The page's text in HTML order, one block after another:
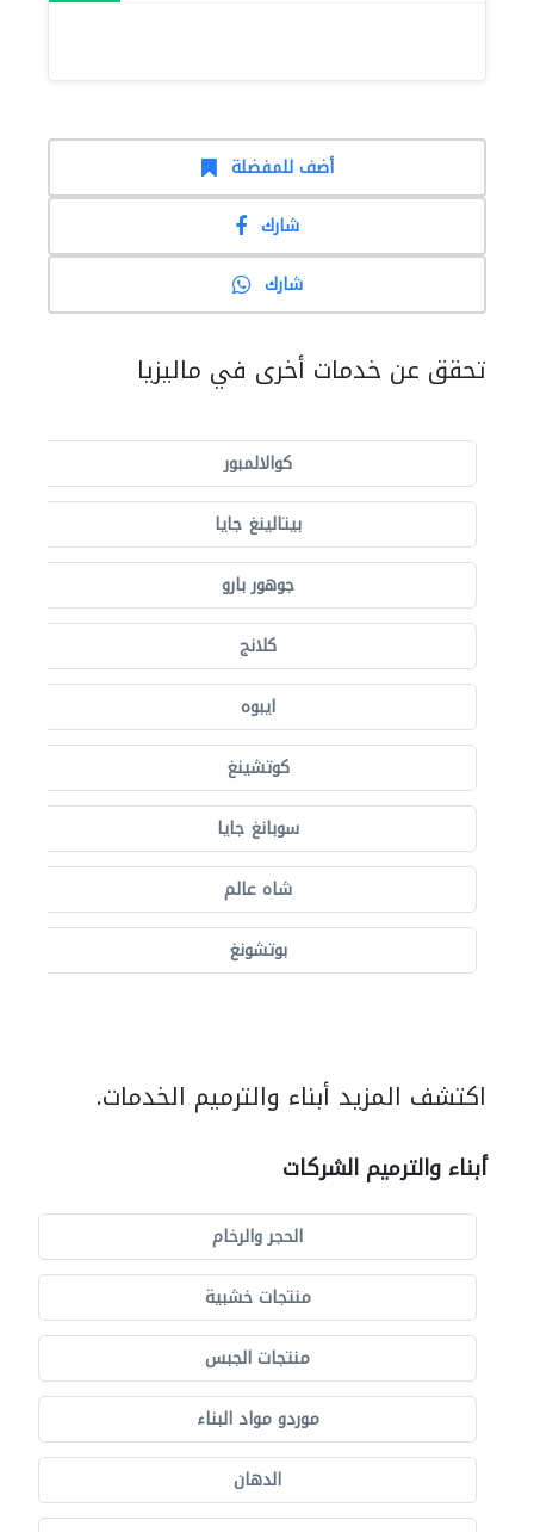
أضف للمفضلة
شارك
شارك
تحقق عن خدمات أخرى في ماليزيا
كوالالمبور
بيتالينغ جايا
جوهور بارو
كلانج
ايبوه
كوتشينغ
سوبانغ جايا
شاه عالم
بوتشونغ
اكتشف المزيد أبناء والترميم الخدمات.
أبناء والترميم الشركات
الحجر والرخام
منتجات خشبية
منتجات الجبس
موردو مواد البناء
الدهان